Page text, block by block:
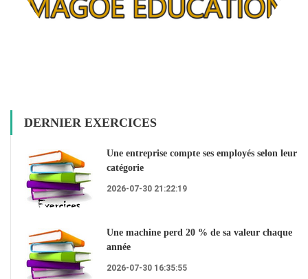
DERNIER EXERCICES
Une entreprise compte ses employés selon leur
catégorie
2026-07-30 21:22:19
Une machine perd 20 % de sa valeur chaque
année
2026-07-30 16:35:55